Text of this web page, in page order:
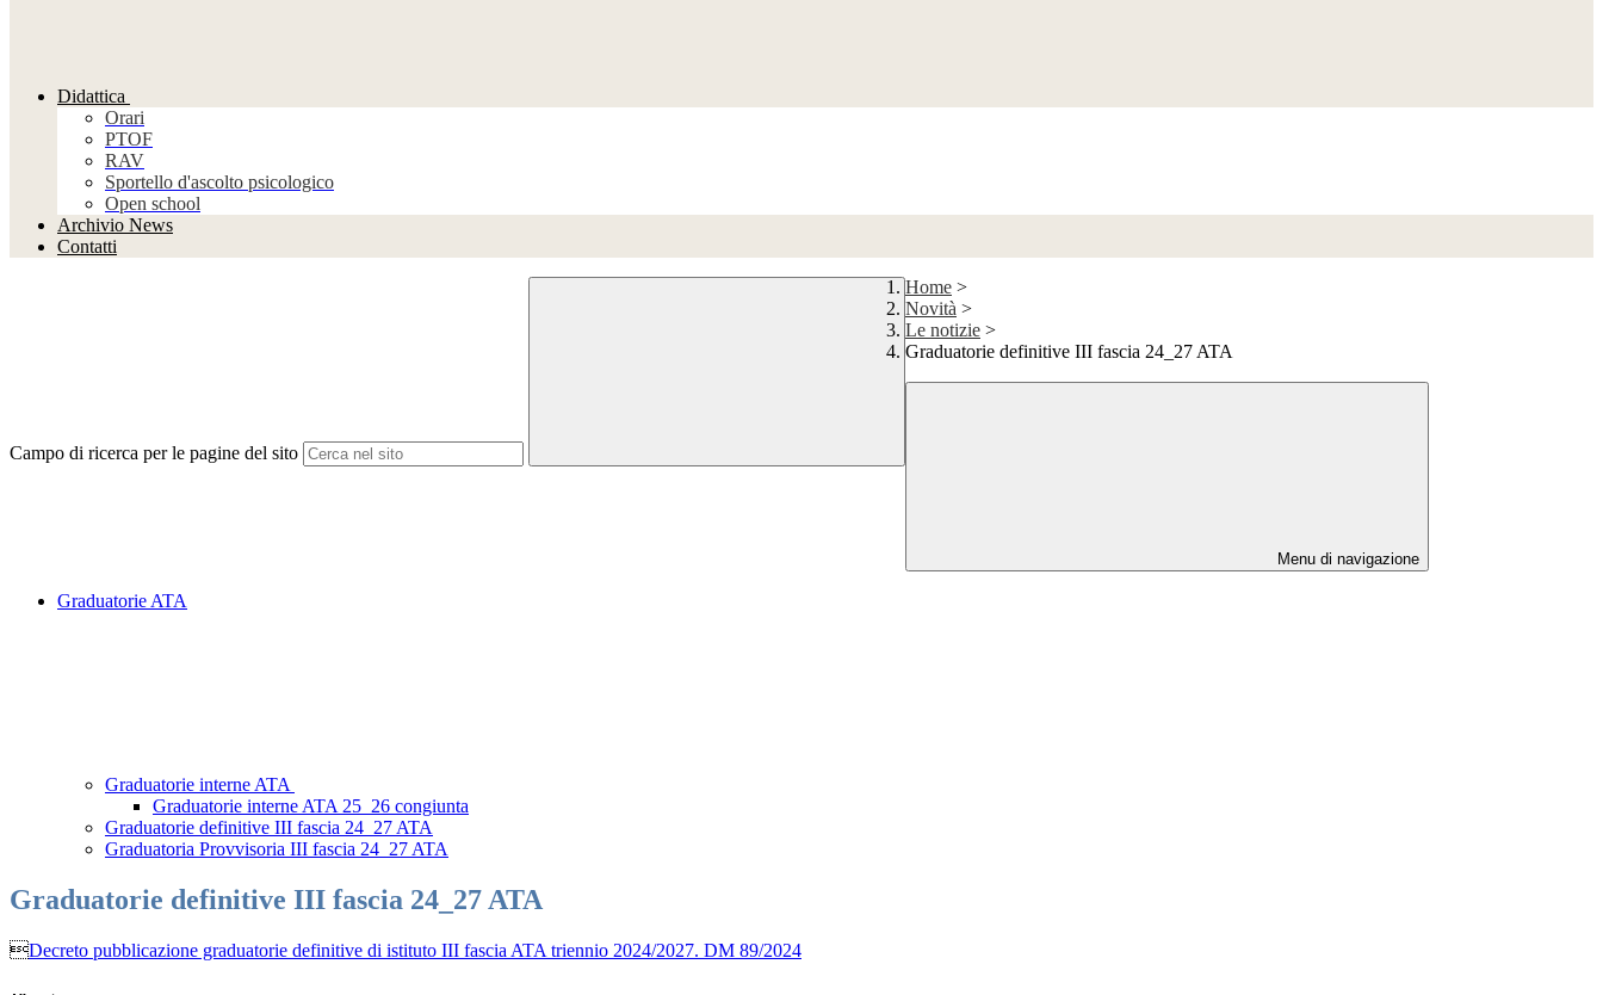
Didattica
Orari
PTOF
RAV
Sportello d'ascolto psicologico
Open school
Archivio News
Contatti
Campo di ricerca per le pagine del sito
Home >
Novità >
Le notizie >
Graduatorie definitive III fascia 24_27 ATA
Menu di navigazione
Graduatorie ATA
Graduatorie interne ATA
Graduatorie interne ATA 25_26 congiunta
Graduatorie definitive III fascia 24_27 ATA
Graduatoria Provvisoria III fascia 24_27 ATA
Graduatorie definitive III fascia 24_27 ATA
Decreto pubblicazione graduatorie definitive di istituto III fascia ATA triennio 2024/2027. DM 89/2024